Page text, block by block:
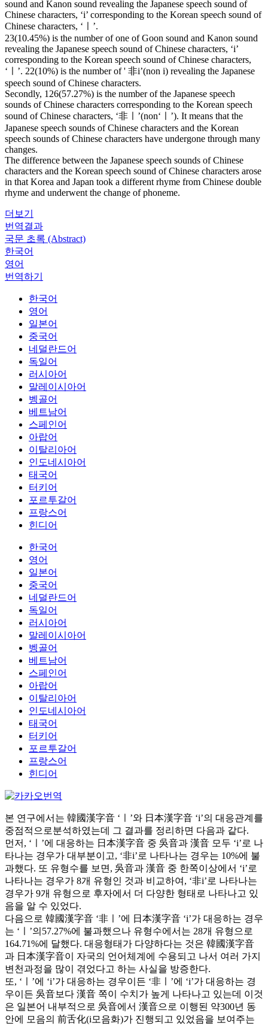
sound and Kanon sound revealing the Japanese speech sound of
Chinese characters, ‘i’ corresponding to the Korean speech sound of
Chinese characters, ‘ㅣ’.
23(10.45%) is the number of one of Goon sound and Kanon sound
revealing the Japanese speech sound of Chinese characters, ‘i’
corresponding to the Korean speech sound of Chinese characters,
‘ㅣ’. 22(10%) is the number of ' 非i’(non i) revealing the Japanese
speech sound of Chinese characters.
Secondly, 126(57.27%) is the number of the Japanese speech
sounds of Chinese characters corresponding to the Korean speech
sound of Chinese characters, ‘非ㅣ’(non‘ㅣ’). It means that the
Japanese speech sounds of Chinese characters and the Korean
speech sounds of Chinese characters have undergone through many
changes.
The difference between the Japanese speech sounds of Chinese
characters and the Korean speech sound of Chinese characters arose
in that Korea and Japan took a different rhyme from Chinese double
rhyme and underwent the change of phoneme.
더보기
번역결과
국문 초록 (Abstract)
한국어
영어
번역하기
한국어
영어
일본어
중국어
네덜란드어
독일어
러시아어
말레이시아어
벵골어
베트남어
스페인어
아랍어
이탈리아어
인도네시아어
태국어
터키어
포르투갈어
프랑스어
힌디어
한국어
영어
일본어
중국어
네덜란드어
독일어
러시아어
말레이시아어
벵골어
베트남어
스페인어
아랍어
이탈리아어
인도네시아어
태국어
터키어
포르투갈어
프랑스어
힌디어
본 연구에서는 韓國漢字音 ‘ㅣ’와 日本漢字音 ‘i’의 대응관계를
중점적으로분석하였는데 그 결과를 정리하면 다음과 같다.
먼저, ‘ㅣ’에 대응하는 日本漢字音 중 吳音과 漢音 모두 ‘i’로 나
타나는 경우가 대부분이고, ‘非i’로 나타나는 경우는 10%에 불
과했다. 또 유형수를 보면, 吳音과 漢音 중 한쪽이상에서 ‘i’로
나타나는 경우가 8개 유형인 것과 비교하여, ‘非i’로 나타나는
경우가 9개 유형으로 후자에서 더 다양한 형태로 나타나고 있
음을 알 수 있었다.
다음으로 韓國漢字音 ‘非ㅣ’에 日本漢字音 ‘i’가 대응하는 경우
는 ‘ㅣ’의57.27%에 불과했으나 유형수에서는 28개 유형으로
164.71%에 달했다. 대응형태가 다양하다는 것은 韓國漢字音
과 日本漢字音이 자국의 언어체계에 수용되고 나서 여러 가지
변천과정을 많이 겪었다고 하는 사실을 방증한다.
또, ‘ㅣ’에 ‘i’가 대응하는 경우이든 ‘非ㅣ’에 ‘i’가 대응하는 경
우이든 吳音보다 漢音 쪽이 수치가 높게 나타나고 있는데 이것
은 일본어 내부적으로 吳音에서 漢音으로 이행된 약300년 동
안에 모음의 前舌化(i모음화)가 진행되고 있었음을 보여주는